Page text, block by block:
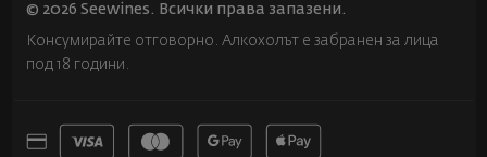
© 2026 Seewines. Всички права запазени.
Консумирайте отговорно. Алкохолът е забранен за лица
под 18 години.